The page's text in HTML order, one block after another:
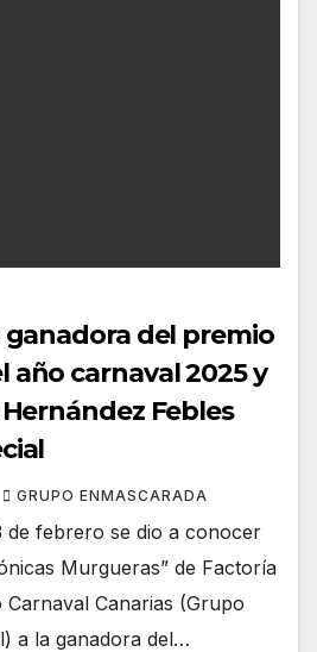
ganadora del premio
año carnaval 2025 y
Febles
GRUPO ENMASCARADA
de febrero se dio a conocer
Murgueras” de Factoría
Carnaval Canarias (Grupo
a la ganadora del…